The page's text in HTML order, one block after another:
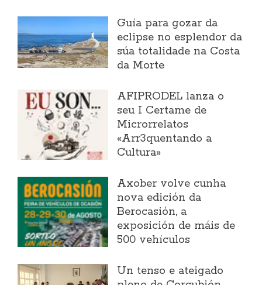
Guía para gozar da
eclipse no esplendor da
súa totalidade na Costa
da Morte
AFIPRODEL lanza o
seu I Certame de
Microrrelatos
«Arr3quentando a
Cultura»
Axober volve cunha
nova edición da
Berocasión, a
exposición de máis de
500 vehículos
Un tenso e ateigado